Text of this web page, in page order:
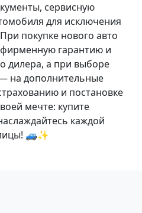
сервисную
для исключения
покупке нового авто
гарантию и
дилера, а при выборе
на дополнительные
и постановке
мечте: купите
каждой
🚙✨